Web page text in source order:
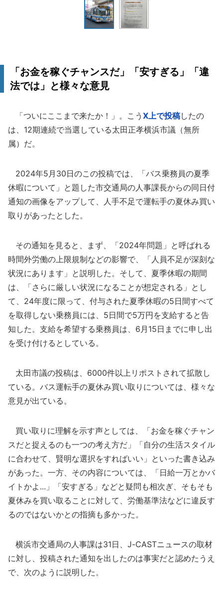
「お金を稼ぐチャンスだ」「安すぎる」「違
法では」と様々な意見
「ついにここまで来たか！」。こう X上で投稿したの
は、12期連続で当選している太田正孝横浜市議（無所
属）だ。
2024年5月30日のこの投稿では、「バス乗務員の夏季
休暇について」と題した市交通局の人事課長からの同日付
通知の画像をアップして、人手不足で運転手の夏休み買い
取りがあったとした。
その通知を見ると、まず、「2024年問題」と呼ばれる
時間外労働の上限規制などの影響で、「人員不足が深刻な
状況にあります」と説明した。そして、夏季休暇の期間
は、「さらに厳しい状況になることが想定される」とし
て、24年度に限って、付与された夏季休暇の5日間すべて
を取得しない乗務員には、5日間で5万円を支給すると告
知した。支給を希望する乗務員は、6月15日までに申し出
を受け付けるとしている。
太田市議の投稿は、6000件以上リポストされて拡散し
ている。バス運転手の夏休み買い取りについては、様々な
意見が出ている。
買い取りに理解を示す声としては、「お金を稼ぐチャン
スだと捉えるのも一つの考え方だ」「自分の生活スタイル
に合わせて、賢明な選択をすればいい」といった書き込み
があった。一方、その内容については、「日給一万とかバ
イトかよ...」「安すぎる」などと疑問も相次ぎ、そもそも
夏休みを買い取ることに対して、労働基準法などに違反す
るのではないかとの指摘も多かった。
横浜市交通局の人事課は31日、J-CASTニュースの取材
に対し、投稿された通知を出したのは事実だと認めたうえ
で、次のように説明した。